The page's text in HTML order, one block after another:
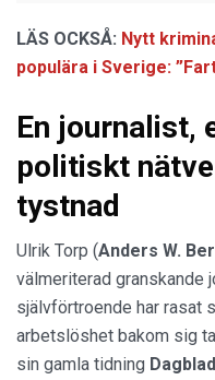
LÄS OCKSÅ: Nytt
populära i Sverige:
En journalist,
politiskt
tystnad
Ulrik Torp (Anders W.
välmeriterad granskande
självförtroende har rasat
arbetslöshet bakom sig
sin gamla tidning